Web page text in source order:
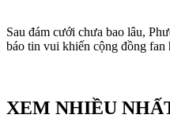
Sau đám cưới chưa bao lâu,
báo tin vui khiến cộng đồng fan
XEM NHIỀU